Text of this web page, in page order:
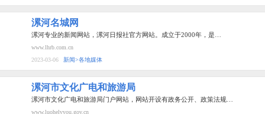
漯河名城网
漯河专业的新闻网站，漯河日报社官方网站。成立于2000年，是…
www.lhrb.com.cn
2023-03-06
新闻>各地媒体
漯河市文化广电和旅游局
漯河市文化广电和旅游局门户网站，网站开设有政务公开、政策法规…
www.luohelvyou.gov.cn